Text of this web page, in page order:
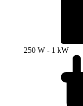
250 W - 1 kW